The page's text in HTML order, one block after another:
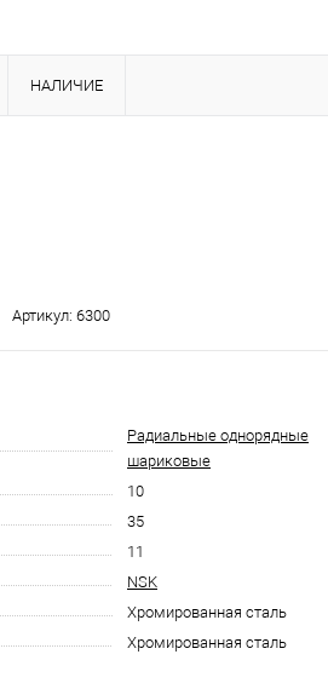
НАЛИЧИЕ
Артикул: 6300
Радиальные однорядные
шариковые
10
35
11
NSK
Хромированная сталь
Хромированная сталь